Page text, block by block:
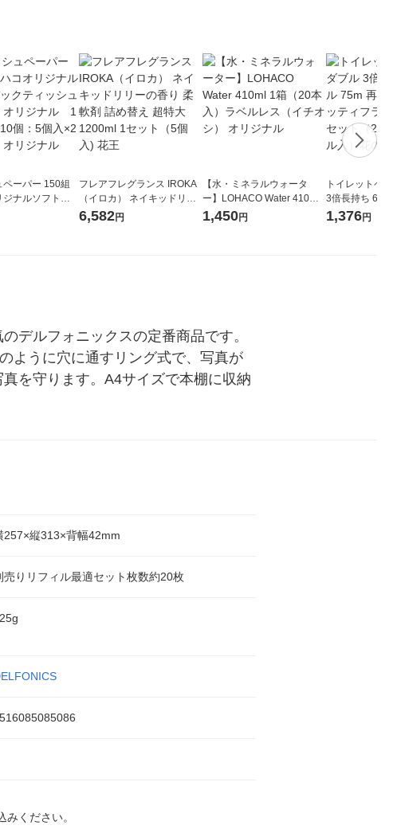
ペーパー 150組
ナルソフトパ
ュ フィオナ オ
フレアフレグランス IROKA
（イロカ） ネイキッドリリ
ーの香り 柔軟剤 詰め替え 超
特大 1200ml 1セット（5個
6,582円
【水・ミネラルウォータ
ー】LOHACO Water 410ml
1箱（20本入）ラベルレス
（イチオシ） オリジナル
1,450円
トイレットペ
3倍長持ち 6ロール
紙配合 スコッ
パック 1セッ
1,376円
デルフォニックスの定番商品です。
ように穴に通すリング式で、写真が
を守ります。A4サイズで本棚に収納
257×縦313×背幅42mm
売りリフィル最適セット枚数約20枚
ください。